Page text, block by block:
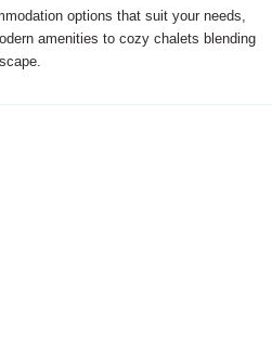
options that suit your needs,
amenities to cozy chalets blending